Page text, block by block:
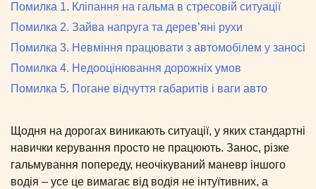
Помилка 1. Кліпання на гальма в стресовій ситуації
Помилка 2. Зайва напруга та дерев’яні рухи
Помилка 3. Невміння працювати з автомобілем у заносі
Помилка 4. Недооцінювання дорожніх умов
Помилка 5. Погане відчуття габаритів і ваги авто
Щодня на дорогах виникають ситуації, у яких стандартні
навички керування просто не працюють. Занос, різке
гальмування попереду, неочікуваний маневр іншого
водія – усе це вимагає від водія не інтуїтивних, а